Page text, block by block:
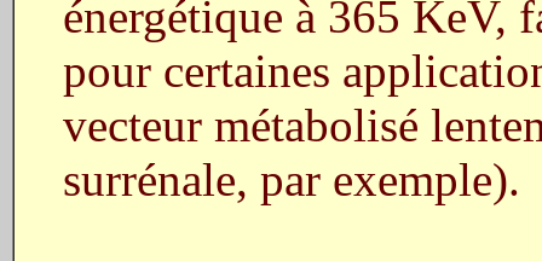
énergétique à 365 KeV,
pour certaines
vecteur métabolisé
surrénale, par exemple).